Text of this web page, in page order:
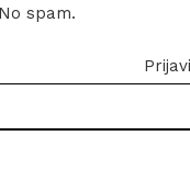
spam.